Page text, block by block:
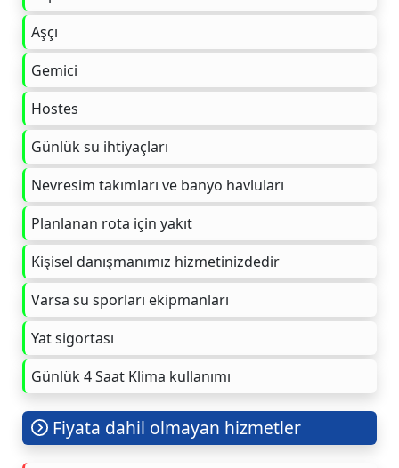
Aşçı
Gemici
Hostes
Günlük su ihtiyaçları
Nevresim takımları ve banyo havluları
Planlanan rota için yakıt
Kişisel danışmanımız hizmetinizdedir
Varsa su sporları ekipmanları
Yat sigortası
Günlük 4 Saat Klima kullanımı
Fiyata dahil olmayan hizmetler